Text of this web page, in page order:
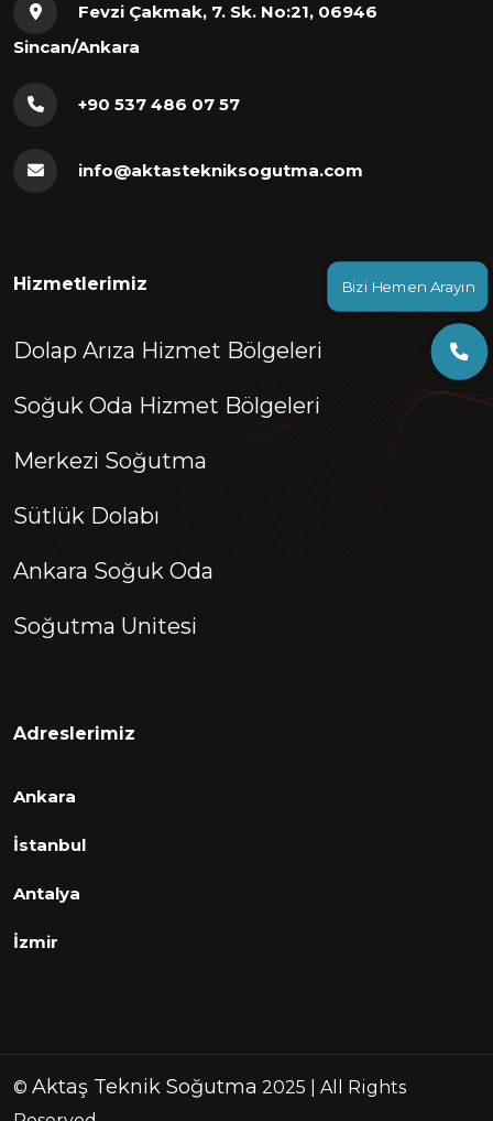
Bizi Hemen Arayın
Fevzi Çakmak, 7. Sk. No:21, 06946
Sincan/Ankara
+90 537 486 07 57
info@aktastekniksogutma.com
Hizmetlerimiz
Dolap Arıza Hizmet Bölgeleri
Soğuk Oda Hizmet Bölgeleri
Merkezi Soğutma
Sütlük Dolabı
Ankara Soğuk Oda
Soğutma Unitesi
Adreslerimiz
Ankara
İstanbul
Antalya
İzmir
© Aktaş Teknik Soğutma 2025 | All Rights